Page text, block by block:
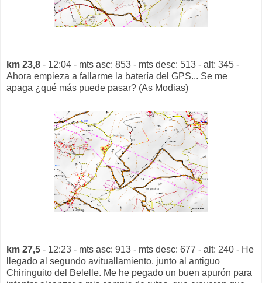
km 23,8 - 12:04 - mts asc: 853 - mts desc: 513 - alt: 345 -
Ahora empieza a fallarme la batería del GPS... Se me
apaga ¿qué más puede pasar? (As Modias)
km 27,5 - 12:23 - mts asc: 913 - mts desc: 677 - alt: 240 - He
llegado al segundo avituallamiento, junto al antiguo
Chiringuito del Belelle. Me he pegado un buen apurón para